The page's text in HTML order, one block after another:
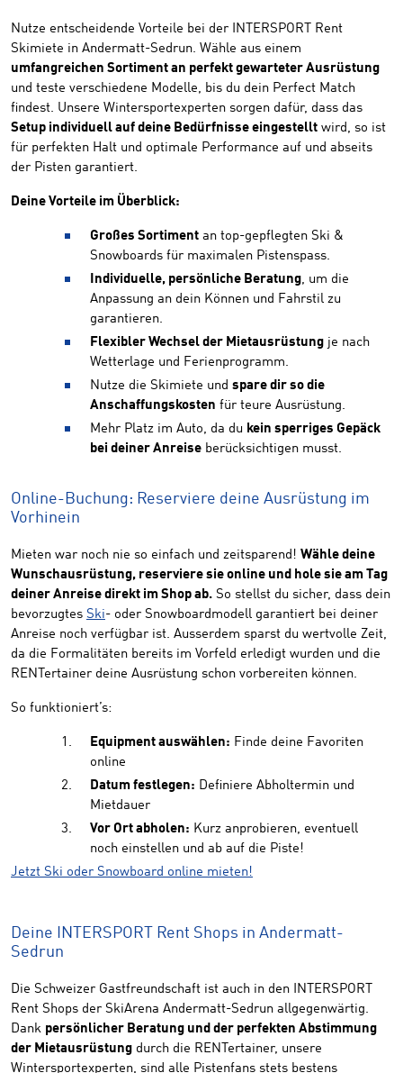
Nutze entscheidende Vorteile bei der INTERSPORT Rent
Skimiete in Andermatt-Sedrun. Wähle aus einem
umfangreichen Sortiment an perfekt gewarteter Ausrüstung
und teste verschiedene Modelle, bis du dein Perfect Match
findest. Unsere Wintersportexperten sorgen dafür, dass das
Setup individuell auf deine Bedürfnisse eingestellt wird, so ist
für perfekten Halt und optimale Performance auf und abseits
der Pisten garantiert.
Deine Vorteile im Überblick:
Großes Sortiment an top-gepflegten Ski &
Snowboards für maximalen Pistenspass.
Individuelle, persönliche Beratung, um die
Anpassung an dein Können und Fahrstil zu
garantieren.
Flexibler Wechsel der Mietausrüstung je nach
Wetterlage und Ferienprogramm.
Nutze die Skimiete und spare dir so die
Anschaffungskosten für teure Ausrüstung.
Mehr Platz im Auto, da du kein sperriges Gepäck
bei deiner Anreise berücksichtigen musst.
Online-Buchung: Reserviere deine Ausrüstung im
Vorhinein
Mieten war noch nie so einfach und zeitsparend! Wähle deine
Wunschausrüstung, reserviere sie online und hole sie am Tag
deiner Anreise direkt im Shop ab. So stellst du sicher, dass dein
bevorzugtes Ski- oder Snowboardmodell garantiert bei deiner
Anreise noch verfügbar ist. Ausserdem sparst du wertvolle Zeit,
da die Formalitäten bereits im Vorfeld erledigt wurden und die
RENTertainer deine Ausrüstung schon vorbereiten können.
So funktioniert’s:
Equipment auswählen: Finde deine Favoriten
online
Datum festlegen: Definiere Abholtermin und
Mietdauer
Vor Ort abholen: Kurz anprobieren, eventuell
noch einstellen und ab auf die Piste!
Jetzt Ski oder Snowboard online mieten!
Deine INTERSPORT Rent Shops in Andermatt-
Sedrun
Die Schweizer Gastfreundschaft ist auch in den INTERSPORT
Rent Shops der SkiArena Andermatt-Sedrun allgegenwärtig.
Dank persönlicher Beratung und der perfekten Abstimmung
der Mietausrüstung durch die RENTertainer, unsere
Wintersportexperten, sind alle Pistenfans stets bestens